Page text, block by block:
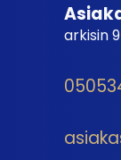
arkisin